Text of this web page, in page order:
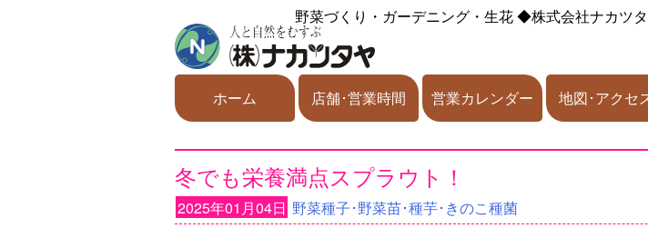
野菜づくり・ガーデニング・生花◆株式会社ナカツ
ホーム 店舗･営業時間 営業カレンダー 地図･アクセ
冬でも栄養満点スプラウト！
2025年01月04日 野菜種子･野菜苗･種芋･きのこ種菌